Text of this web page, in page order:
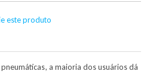
este produto
a maioria dos usuários dá